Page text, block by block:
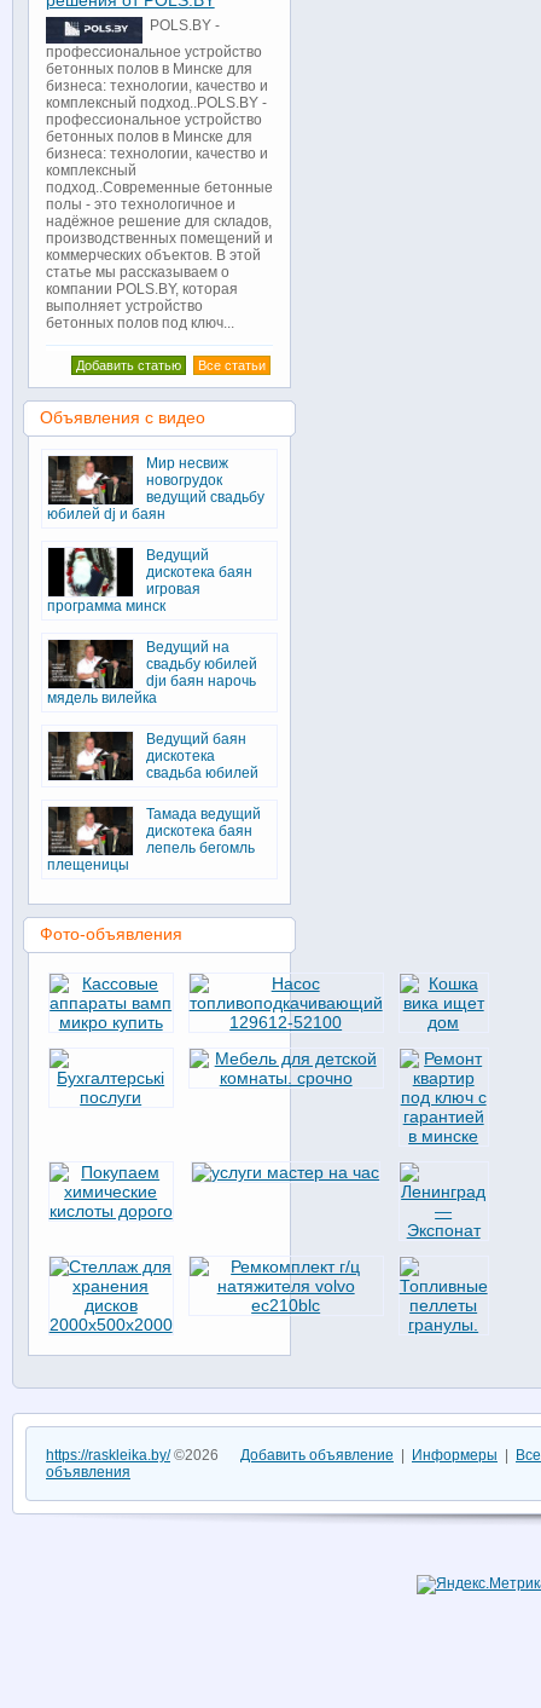
POLS.BY -
профессиональное устройство
бетонных полов в Минске для
бизнеса: технологии, качество и
комплексный подход..POLS.BY -
профессиональное устройство
бетонных полов в Минске для
бизнеса: технологии, качество и
комплексный
подход..Современные бетонные
полы - это технологичное и
надёжное решение для складов,
производственных помещений и
коммерческих объектов. В этой
статье мы рассказываем о
компании POLS.BY, которая
выполняет устройство
бетонных полов под ключ...
Все статьи
Добавить статью
Объявления с видео
Мир несвиж
новогрудок
ведущий свадьбу
юбилей dj и баян
Ведущий
дискотека баян
игровая
программа минск
Ведущий на
свадьбу юбилей
djи баян нарочь
мядель вилейка
Ведущий баян
дискотека
свадьба юбилей
Тамада ведущий
дискотека баян
лепель бегомль
плещеницы
Фото-объявления
https://raskleika.by/©2026 Добавить объявление Информеры
объявления